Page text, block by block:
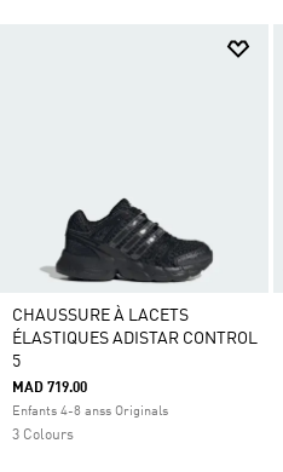
CHAUSSURE À LACETS
ÉLASTIQUES ADISTAR CONTROL
5
MAD 719.00
Enfants 4-8 anss Originals
3 Colours